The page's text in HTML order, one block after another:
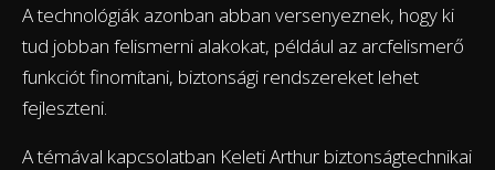
A technológiák azonban abban versenyeznek, hogy ki
tud jobban felismerni alakokat, például az arcfelismerő
funkciót finomítani, biztonsági rendszereket lehet
fejleszteni.
A témával kapcsolatban Keleti Arthur biztonságtechnikai